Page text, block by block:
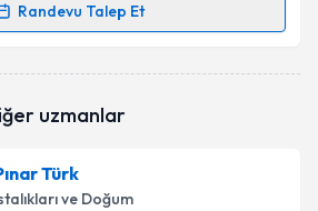
Randevu Talep Et
Talebi
uzmandan randevu almanız için bir
uzmanlar
Türk
ve Doğum